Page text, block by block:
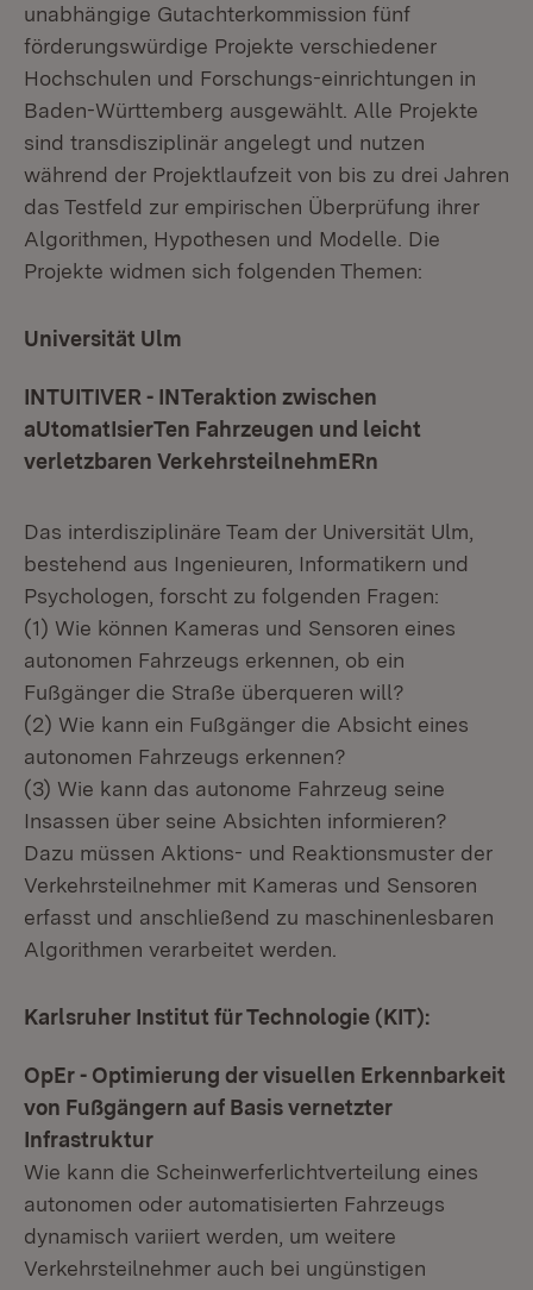
unabhängige Gutachterkommission fünf
förderungswürdige Projekte verschiedener
Hochschulen und Forschungs-einrichtungen in
Baden-Württemberg ausgewählt. Alle Projekte
sind transdisziplinär angelegt und nutzen
während der Projektlaufzeit von bis zu drei Jahren
das Testfeld zur empirischen Überprüfung ihrer
Algorithmen, Hypothesen und Modelle. Die
Projekte widmen sich folgenden Themen:
Universität Ulm
INTUITIVER - INTeraktion zwischen
aUtomatIsierTen Fahrzeugen und leicht
verletzbaren VerkehrsteilnehmERn
Das interdisziplinäre Team der Universität Ulm,
bestehend aus Ingenieuren, Informatikern und
Psychologen, forscht zu folgenden Fragen:
(1) Wie können Kameras und Sensoren eines
autonomen Fahrzeugs erkennen, ob ein
Fußgänger die Straße überqueren will?
(2) Wie kann ein Fußgänger die Absicht eines
autonomen Fahrzeugs erkennen?
(3) Wie kann das autonome Fahrzeug seine
Insassen über seine Absichten informieren?
Dazu müssen Aktions- und Reaktionsmuster der
Verkehrsteilnehmer mit Kameras und Sensoren
erfasst und anschließend zu maschinenlesbaren
Algorithmen verarbeitet werden.
Karlsruher Institut für Technologie (KIT):
OpEr - Optimierung der visuellen Erkennbarkeit
von Fußgängern auf Basis vernetzter
Infrastruktur
Wie kann die Scheinwerferlichtverteilung eines
autonomen oder automatisierten Fahrzeugs
dynamisch variiert werden, um weitere
Verkehrsteilnehmer auch bei ungünstigen